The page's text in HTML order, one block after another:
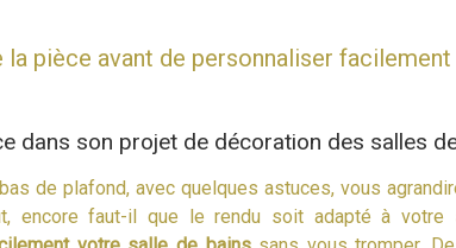
pièce avant de personnaliser facilement
dans son projet de décoration des salles
de plafond, avec quelques astuces, vous
encore faut-il que le rendu soit adapté à votre